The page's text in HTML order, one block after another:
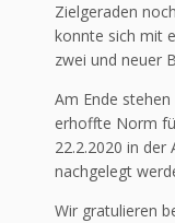
Zielgeraden
konnte sich mit
zwei und neuer
Am Ende
erhoffte Norm
22.2.2020 in der
nachgelegt
Wir gratulieren